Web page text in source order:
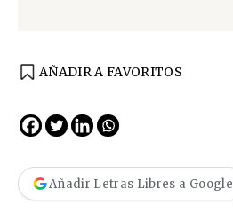
AÑADIR A FAVORITOS
Añadir Letras Libres a Google